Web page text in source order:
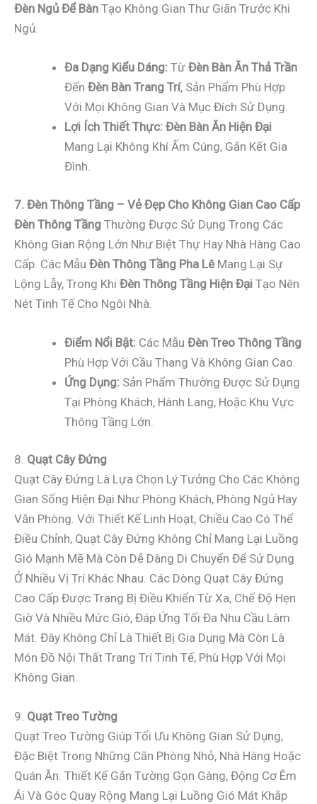
Đèn Ngủ Để Bàn Tạo Không Gian Thư Giãn Trước Khi
Ngủ.
Đa Dạng Kiểu Dáng: Từ Đèn Bàn Ăn Thả Trần
Đến Đèn Bàn Trang Trí, Sản Phẩm Phù Hợp
Với Mọi Không Gian Và Mục Đích Sử Dụng.
Lợi Ích Thiết Thực: Đèn Bàn Ăn Hiện Đại
Mang Lại Không Khí Ấm Cúng, Gắn Kết Gia
Đình.
7. Đèn Thông Tầng – Vẻ Đẹp Cho Không Gian Cao Cấp
Đèn Thông Tầng Thường Được Sử Dụng Trong Các
Không Gian Rộng Lớn Như Biệt Thự Hay Nhà Hàng Cao
Cấp. Các Mẫu Đèn Thông Tầng Pha LêMang Lại Sự
Lộng Lẫy, Trong Khi Đèn Thông Tầng Hiện Đại Tạo Nên
Nét Tinh Tế Cho Ngôi Nhà.
Điểm Nổi Bật: Các Mẫu Đèn Treo Thông Tầng
Phù Hợp Với Cầu Thang Và Không Gian Cao.
Ứng Dụng: Sản Phẩm Thường Được Sử Dụng
Tại Phòng Khách, Hành Lang, Hoặc Khu Vực
Thông Tầng Lớn.
8. Quạt Cây Đứng
Quạt Cây Đứng Là Lựa Chọn Lý Tưởng Cho Các Không
Gian Sống Hiện Đại Như Phòng Khách, Phòng Ngủ Hay
Văn Phòng. Với Thiết Kế Linh Hoạt, Chiều Cao Có Thể
Điều Chỉnh, Quạt Cây Đứng Không Chỉ Mang Lại Luồng
Gió Mạnh Mẽ Mà Còn Dễ Dàng Di Chuyển Để Sử Dụng
Ở Nhiều Vị Trí Khác Nhau. Các Dòng Quạt Cây Đứng
Cao Cấp Được Trang Bị Điều Khiển Từ Xa, Chế Độ Hẹn
Giờ Và Nhiều Mức Gió, Đáp Ứng Tối Đa Nhu Cầu Làm
Mát. Đây Không Chỉ Là Thiết Bị Gia Dụng Mà Còn Là
Món Đồ Nội Thất Trang Trí Tinh Tế, Phù Hợp Với Mọi
Không Gian.
9. Quạt Treo Tường
Quạt Treo Tường Giúp Tối Ưu Không Gian Sử Dụng,
Đặc Biệt Trong Những Căn Phòng Nhỏ, Nhà Hàng Hoặc
Quán Ăn. Thiết Kế Gắn Tường Gọn Gàng, Động Cơ Êm
Ái Và Góc Quay Rộng Mang Lại Luồng Gió Mát Khắp